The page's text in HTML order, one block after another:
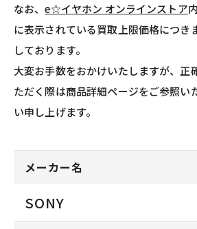
なお、e☆イヤホン オンラインストア
に表示されている買取上限価格につき
しております。
大変お手数をおかけいたしますが、正
ただく際は商品詳細ページをご参照い
い申し上げます。
メーカー名
SONY